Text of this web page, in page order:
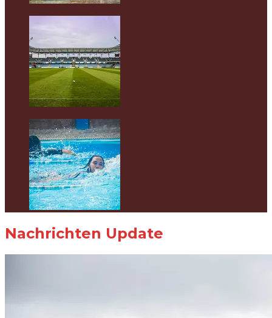
Nachrichten Update